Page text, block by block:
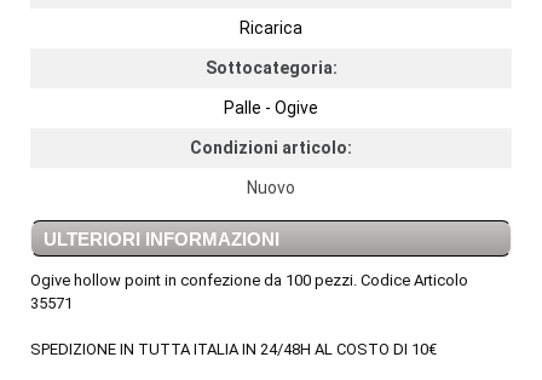
Ricarica
Sottocategoria:
Palle - Ogive
Condizioni articolo:
Nuovo
ULTERIORI INFORMAZIONI
Ogive hollow point in confezione da 100 pezzi. Codice Articolo
35571
SPEDIZIONE IN TUTTA ITALIA IN 24/48H AL COSTO DI 10€